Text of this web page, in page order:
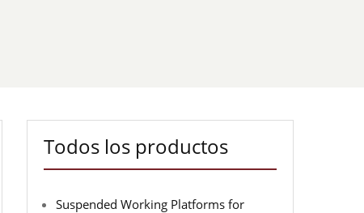
Todos los productos
Suspended Working Platforms for